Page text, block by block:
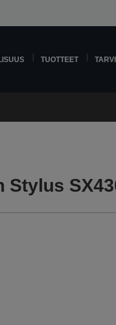
TUOTTEET
Stylus